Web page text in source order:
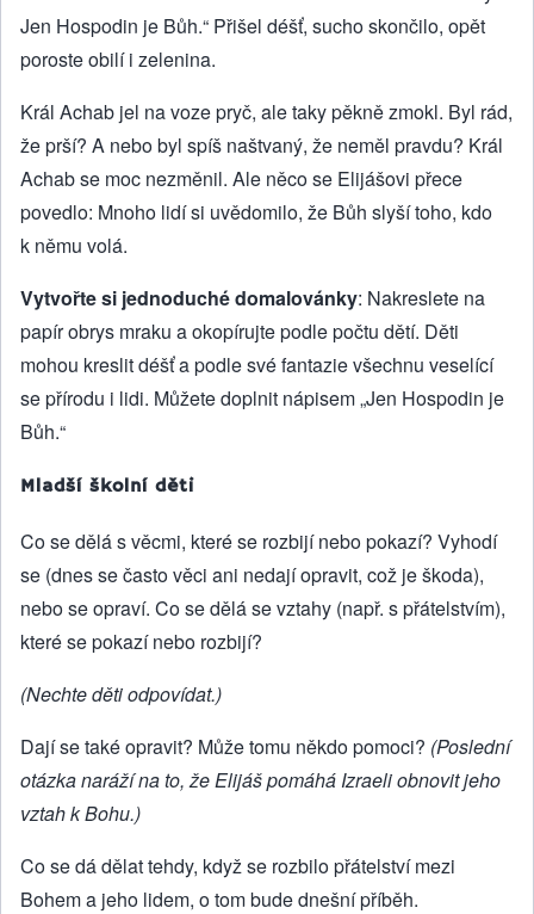
Jen Hospodin je Bůh.“ Přišel déšť, sucho skončilo, opět
poroste obilí i zelenina.
Král Achab jel na voze pryč, ale taky pěkně zmokl. Byl rád,
že prší? A nebo byl spíš naštvaný, že neměl pravdu? Král
Achab se moc nezměnil. Ale něco se Elijášovi přece
povedlo: Mnoho lidí si uvědomilo, že Bůh slyší toho, kdo
k němu volá.
Vytvořte si jednoduché domalovánky: Nakreslete na
papír obrys mraku a okopírujte podle počtu dětí. Děti
mohou kreslit déšť a podle své fantazie všechnu veselící
se přírodu i lidi. Můžete doplnit nápisem „Jen Hospodin je
Bůh.“
Mladší školní děti
Co se dělá s věcmi, které se rozbijí nebo pokazí? Vyhodí
se (dnes se často věci ani nedají opravit, což je škoda),
nebo se opraví. Co se dělá se vztahy (např. s přátelstvím),
které se pokazí nebo rozbijí?
(Nechte děti odpovídat.)
Dají se také opravit? Může tomu někdo pomoci? (Poslední
otázka naráží na to, že Elijáš pomáhá Izraeli obnovit jeho
vztah k Bohu.)
Co se dá dělat tehdy, když se rozbilo přátelství mezi
Bohem a jeho lidem, o tom bude dnešní příběh.